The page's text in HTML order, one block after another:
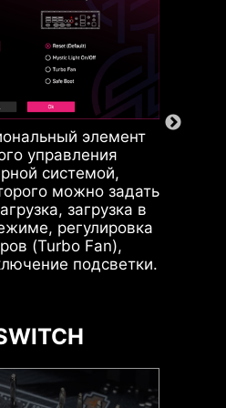
элемент
управления
системой,
можно задать
загрузка в
регулировка
(Turbo Fan),
подсветки.
+ SYS FAN +
USB
охлаждение MSI
те приложения,
используете,
работу.